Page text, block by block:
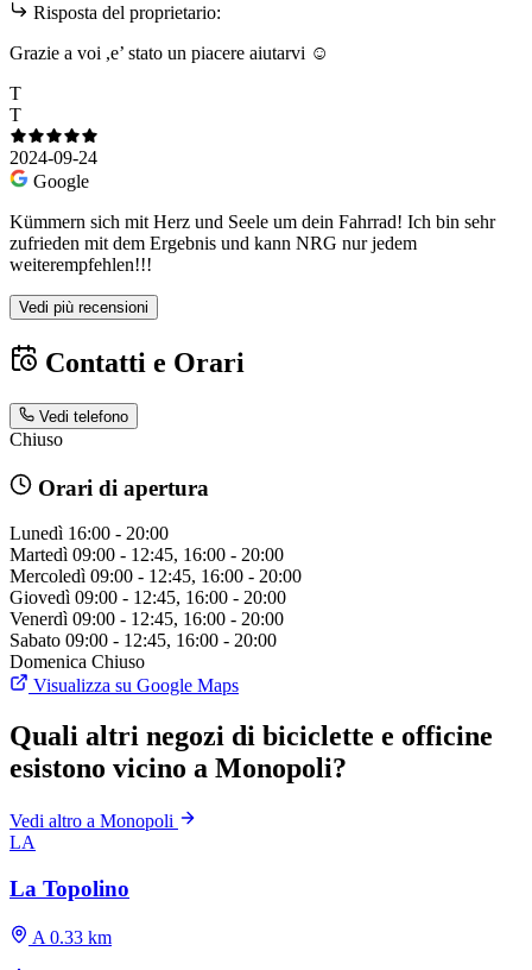
Risposta del proprietario:
Grazie a voi ,e’ stato un piacere aiutarvi ☺️
T
T
2024-09-24
Google
Kümmern sich mit Herz und Seele um dein Fahrrad! Ich bin sehr
zufrieden mit dem Ergebnis und kann NRG nur jedem
weiterempfehlen!!!
Vedi più recensioni
Contatti e Orari
Vedi telefono
Chiuso
Orari di apertura
Lunedì 16:00 - 20:00
Martedì 09:00 - 12:45, 16:00 - 20:00
Mercoledì 09:00 - 12:45, 16:00 - 20:00
Giovedì 09:00 - 12:45, 16:00 - 20:00
Venerdì 09:00 - 12:45, 16:00 - 20:00
Sabato 09:00 - 12:45, 16:00 - 20:00
Domenica Chiuso
Visualizza su Google Maps
Quali altri negozi di biciclette e officine
esistono vicino a Monopoli?
Vedi altro a Monopoli
LA
La Topolino
A 0.33 km